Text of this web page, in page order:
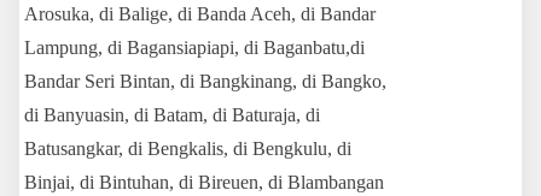
Arosuka, di Balige, di Banda Aceh, di Bandar
Lampung, di Bagansiapiapi, di Baganbatu,di
Bandar Seri Bintan, di Bangkinang, di Bangko,
di Banyuasin, di Batam, di Baturaja, di
Batusangkar, di Bengkalis, di Bengkulu, di
Binjai, di Bintuhan, di Bireuen, di Blambangan